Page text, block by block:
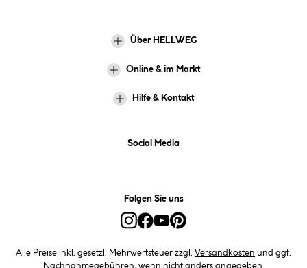
Über HELLWEG
Online & im Markt
Hilfe & Kontakt
Social Media
Folgen Sie uns
Alle Preise inkl. gesetzl. Mehrwertsteuer zzgl. Versandkosten und ggf.
Nachnahmegebühren, wenn nicht anders angegeben.